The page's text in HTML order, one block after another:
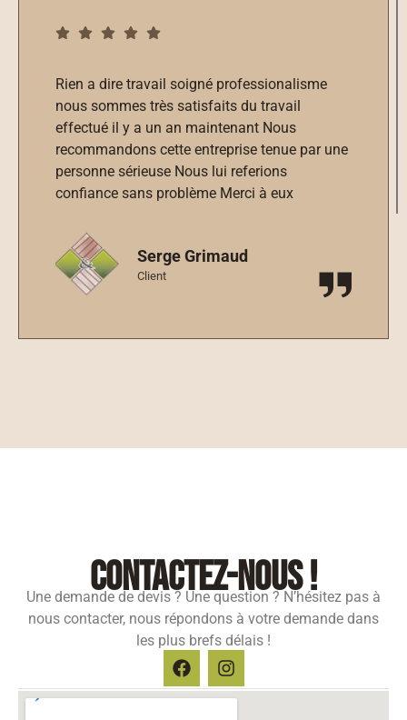
Planning et délais respectés. Travail de très
bonne qualité réalisé par une équipe
professionnelle, réactive et sympathique.
Ravis du résultat final. Nous Recommandons
vivement.
Client
contactez-nous !
Une demande de devis ? Une question ? N’hésitez pas à
nous contacter, nous répondons à votre demande dans
les plus brefs délais !